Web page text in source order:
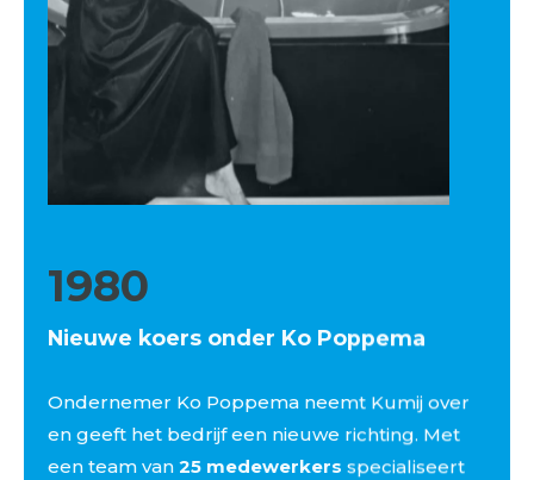
1980
Nieuwe koers onder Ko Poppema
Ondernemer Ko Poppema neemt Kumij over
en geeft het bedrijf een nieuwe richting. Met
een team van 25 medewerkers specialiseert